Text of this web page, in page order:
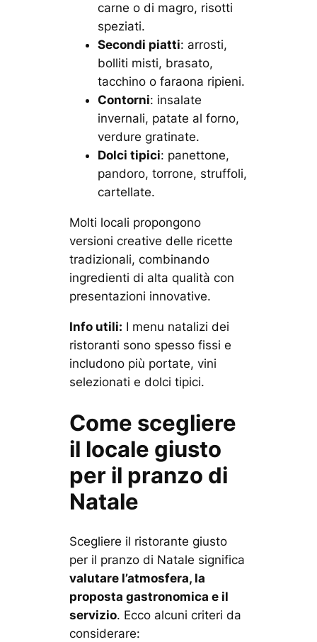
carne o di magro, risotti
speziati.
Secondi piatti: arrosti,
bolliti misti, brasato,
tacchino o faraona ripieni.
Contorni: insalate
invernali, patate al forno,
verdure gratinate.
Dolci tipici: panettone,
pandoro, torrone, struffoli,
cartellate.
Molti locali propongono
versioni creative delle ricette
tradizionali, combinando
ingredienti di alta qualità con
presentazioni innovative.
Info utili: I menu natalizi dei
ristoranti sono spesso fissi e
includono più portate, vini
selezionati e dolci tipici.
Come scegliere
il locale giusto
per il pranzo di
Natale
Scegliere il ristorante giusto
per il pranzo di Natale significa
valutare l’atmosfera, la
proposta gastronomica e il
servizio. Ecco alcuni criteri da
considerare: